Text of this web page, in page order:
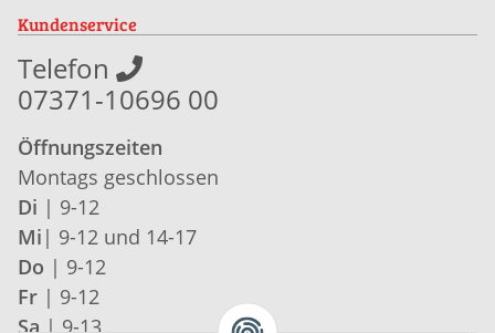
Kundenservice
Telefon
07371-10696 00
Öffnungszeiten
Montags geschlossen
Di | 9-12
Mi | 9-12 und 14-17
Do | 9-12
Fr | 9-12
Sa | 9-13